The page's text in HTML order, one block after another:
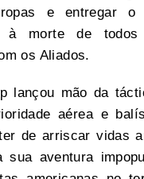
e entregar o
à morte de
os Aliados.
lançou mão da
aérea e
de arriscar vidas
sua aventura